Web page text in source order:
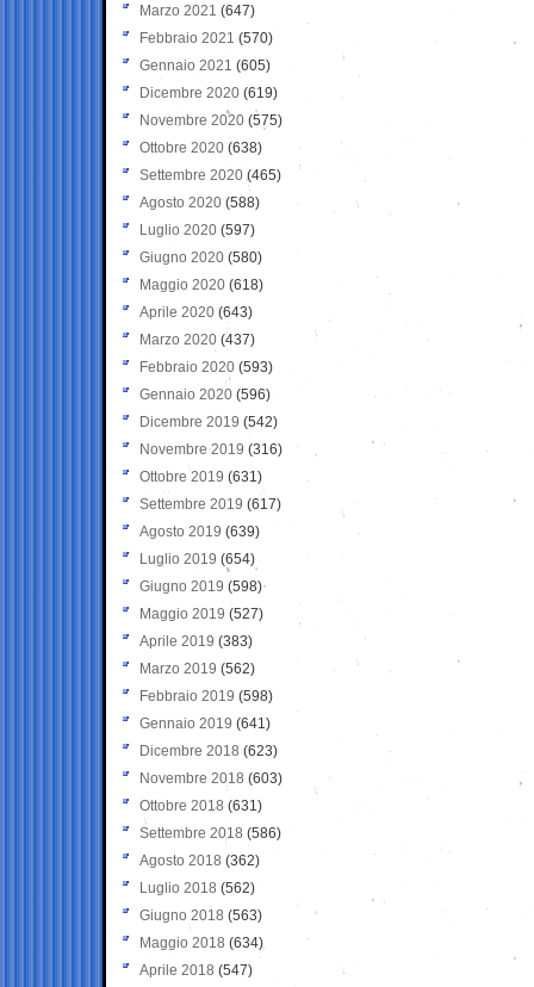
Marzo 2021 (647)
Febbraio 2021 (570)
Gennaio 2021 (605)
Dicembre 2020 (619)
Novembre 2020 (575)
Ottobre 2020 (638)
Settembre 2020(465)
Agosto 2020 (588)
Luglio 2020 (597)
Giugno 2020 (580)
Maggio 2020 (618)
Aprile 2020 (643)
Marzo 2020 (437)
Febbraio 2020 (593)
Gennaio 2020 (596)
Dicembre 2019 (542)
Novembre 2019 (316)
Ottobre 2019 (631)
Settembre 2019 (617)
Agosto 2019 (639)
Luglio 2019 (654)
Giugno 2019 (598)
Maggio 2019 (527)
Aprile 2019 (383)
Marzo 2019 (562)
Febbraio 2019 (598)
Gennaio 2019 (641)
Dicembre 2018 (623)
Novembre 2018 (603)
Ottobre 2018 (631)
Settembre 2018 (586)
Agosto 2018 (362)
Luglio 2018 (562)
Giugno 2018 (563)
Maggio 2018 (634)
Aprile 2018 (547)